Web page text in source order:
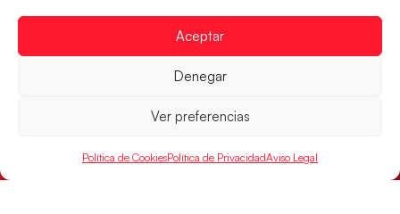
Aceptar
Denegar
Ver preferencias
Política de CookiesPolítica de PrivacidadAviso Legal
Montenegro, última frontera para las
mañana, a las 17:30h., el oro en el Campeonato del